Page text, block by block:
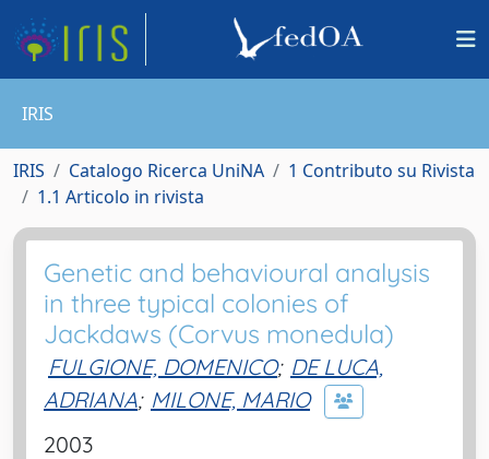
IRIS
IRIS Catalogo Ricerca UniNA
1 Contributo su Rivista
1.1 Articolo in rivista
Genetic and behavioural analysis
in three typical colonies of
Jackdaws (Corvus monedula)
FULGIONE, DOMENICO; DE LUCA,
ADRIANA; MILONE, MARIO
2003